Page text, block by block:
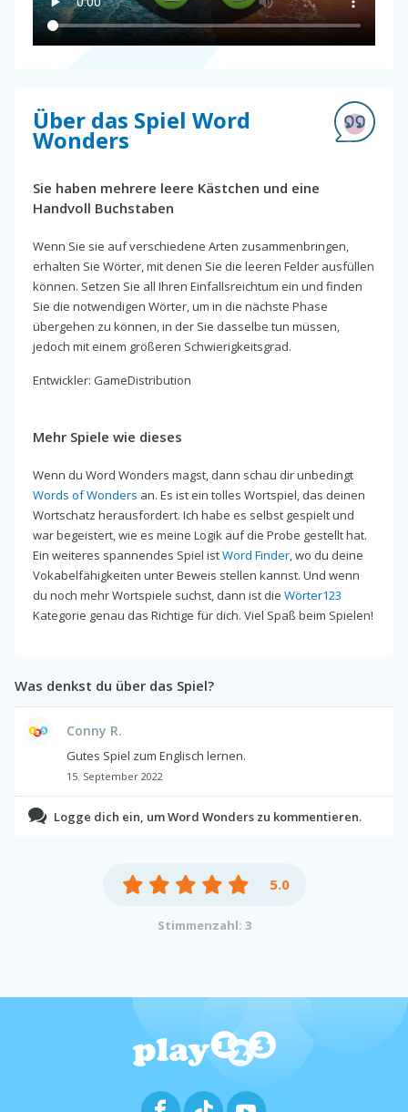
Über das Spiel Word
Wonders
Sie haben mehrere leere Kästchen und eine
Handvoll Buchstaben
Wenn Sie sie auf verschiedene Arten zusammenbringen,
erhalten Sie Wörter, mit denen Sie die leeren Felder ausfüllen
können. Setzen Sie all Ihren Einfallsreichtum ein und finden
Sie die notwendigen Wörter, um in die nächste Phase
übergehen zu können, in der Sie dasselbe tun müssen,
jedoch mit einem größeren Schwierigkeitsgrad.
Entwickler: GameDistribution
Mehr Spiele wie dieses
Wenn du Word Wonders magst, dann schau dir unbedingt
Words of Wonders an. Es ist ein tolles Wortspiel, das deinen
Wortschatz herausfordert. Ich habe es selbst gespielt und
war begeistert, wie es meine Logik auf die Probe gestellt hat.
Ein weiteres spannendes Spiel istWord Finder, wo du deine
Vokabelfähigkeiten unter Beweis stellen kannst. Und wenn
du noch mehr Wortspiele suchst, dann ist die Wörter123
Kategorie genau das Richtige für dich. Viel Spaß beim Spielen!
Was denkst du über das Spiel?
Conny R.
Gutes Spiel zum Englisch lernen.
15. September 2022
Logge dich ein, um Word Wonders zu kommentieren.
5.0
Stimmenzahl: 3